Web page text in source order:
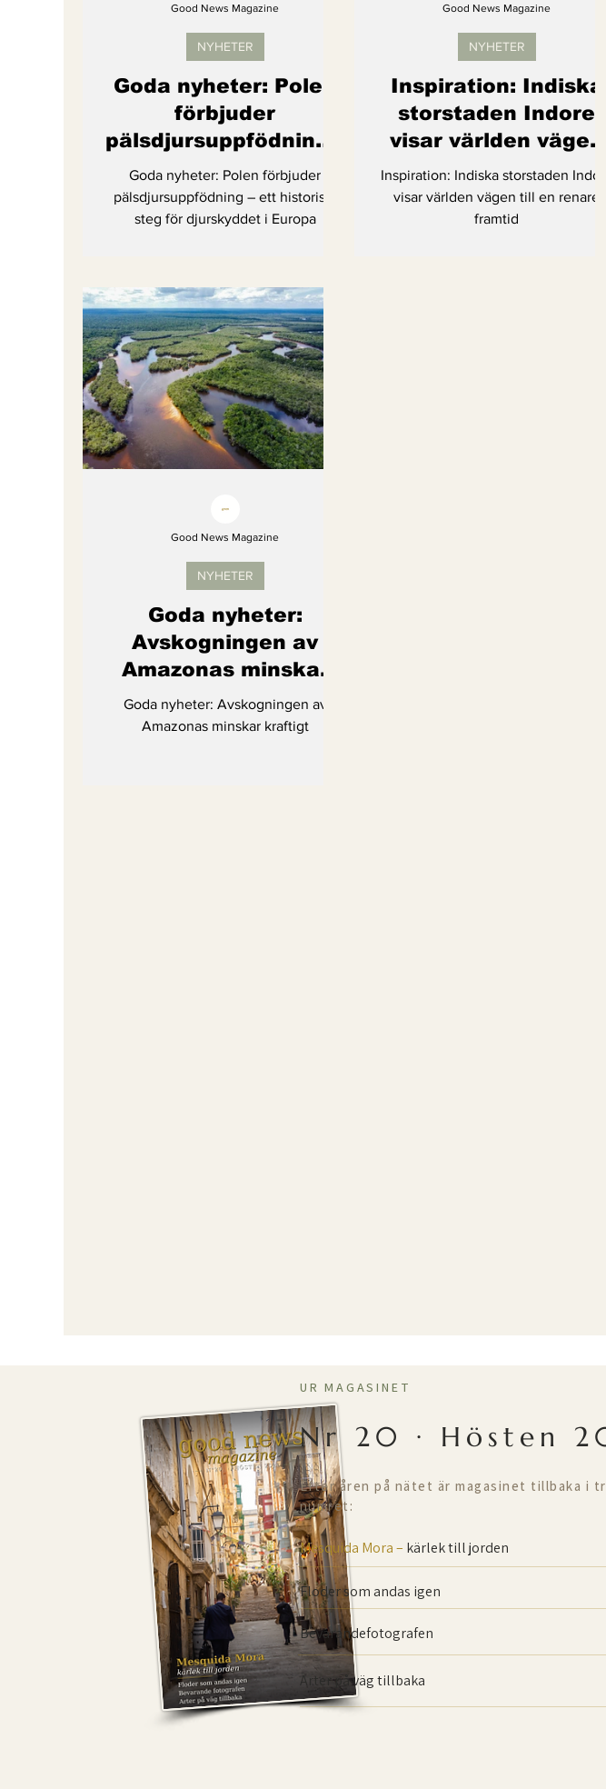
Goda nyheter: Polen
förbjuder
pälsdjursuppfödning –
ett historiskt steg för
djurskyddet i Europa
Goda nyheter: Polen förbjuder
pälsdjursuppfödning – ett historiskt
steg för djurskyddet i Europa
NYHETER
Good News Magazine
Inspiration: Indiska
storstaden Indore
visar världen vägen
till en renare framtid
Inspiration: Indiska storstaden Indore
visar världen vägen till en renare
framtid
NYHETER
Good News Magazine
Goda nyheter:
Avskogningen av
Amazonas minskar
kraftigt
Goda nyheter: Avskogningen av
Amazonas minskar kraftigt
NYHETER
Good News Magazine
UR MAGASINET
Nr 20 · Hösten
Efter åren på nätet är magasinet tillbaka i
numret:
Mesquida Mora – kärlek till jorden
Floder som andas igen
Bevarande­fotografen
Arter på väg tillbaka